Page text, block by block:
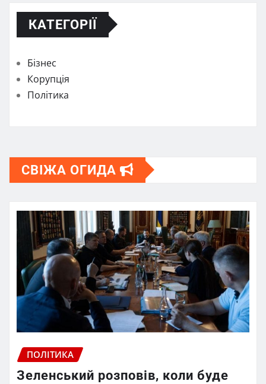
КАТЕГОРІЇ
Бізнес
Корупція
Політика
СВІЖА ОГИДА
ПОЛІТИКА
Зеленський розповів, коли буде